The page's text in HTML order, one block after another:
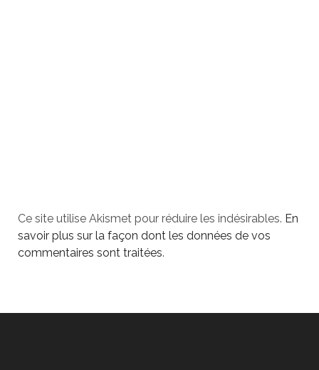
Ce site utilise Akismet pour réduire les indésirables. En
savoir plus sur la façon dont les données de vos
commentaires sont traitées.